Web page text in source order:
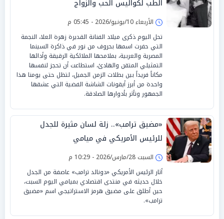
الطب لكواليس الحب والزواج
الأربعاء 10/يونيو/2026 - 05:45 م
تحل اليوم ذكرى ميلاد الفنانة القديرة زهرة العلا، النجمة
التي حفرت اسمها بحروف من نور في ذاكرة السينما
المصرية والعربية، بملامحها الملائكية الرقيقة وأدائها
التمثيلي المتقن والهادئ، استطاعت أن تحجز لنفسها
مكاناً فريداً بين بطلات الزمن الجميل، لتظل حتى يومنا هذا
واحدة من أبرز أيقونات الشاشة الفضية التي عشقها
الجمهور وتأثر بأدوارها الصادقة.
«مضيق ترامب».. زلة لسان مثيرة للجدل
للرئيس الأمريكي في ميامي
السبت 28/مارس/2026 - 10:29 م
أثار الرئيس الأمريكي «دونالد ترامب» عاصفة من الجدل
خلال حديثه في منتدى اقتصادي بميامي اليوم السبت،
حين أطلق على مضيق هرمز الاستراتيجي اسم «مضيق
ترامب».